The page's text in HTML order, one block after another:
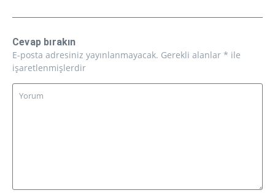
Cevap bırakın
E-posta adresiniz yayınlanmayacak. Gerekli alanlar * ile
işaretlenmişlerdir